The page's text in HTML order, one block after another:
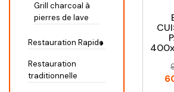
Grill charcoal à
pierres de lave
Restauration Rapide
Restauration
traditionnelle